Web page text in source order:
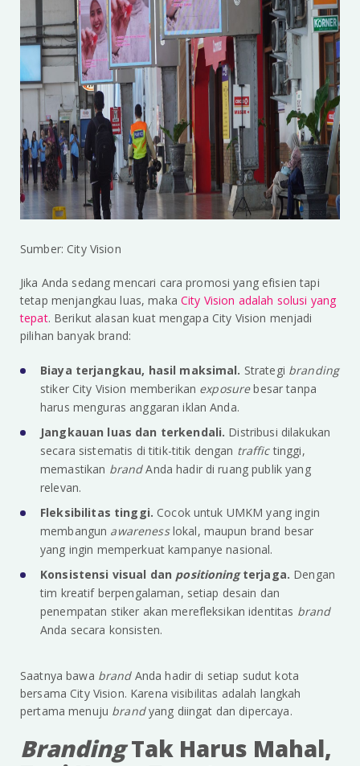
Sumber: City Vision
Jika Anda sedang mencari cara promosi yang efisien tapi
tetap menjangkau luas, maka City Vision adalah solusi yang
tepat. Berikut alasan kuat mengapa City Vision menjadi
pilihan banyak brand:
Biaya terjangkau, hasil maksimal. Strategi branding
stiker City Vision memberikan exposurebesar tanpa
harus menguras anggaran iklan Anda.
Jangkauan luas dan terkendali. Distribusi dilakukan
secara sistematis di titik-titik dengan traffictinggi,
memastikan brandAnda hadir di ruang publik yang
relevan.
Fleksibilitas tinggi. Cocok untuk UMKM yang ingin
membangun awarenesslokal, maupun brand besar
yang ingin memperkuat kampanye nasional.
Konsistensi visual dan positioningterjaga. Dengan
tim kreatif berpengalaman, setiap desain dan
penempatan stiker akan merefleksikan identitas brand
Anda secara konsisten.
Saatnya bawa brand Anda hadir di setiap sudut kota
bersama City Vision. Karena visibilitas adalah langkah
pertama menuju brandyang diingat dan dipercaya.
BrandingTak Harus Mahal,